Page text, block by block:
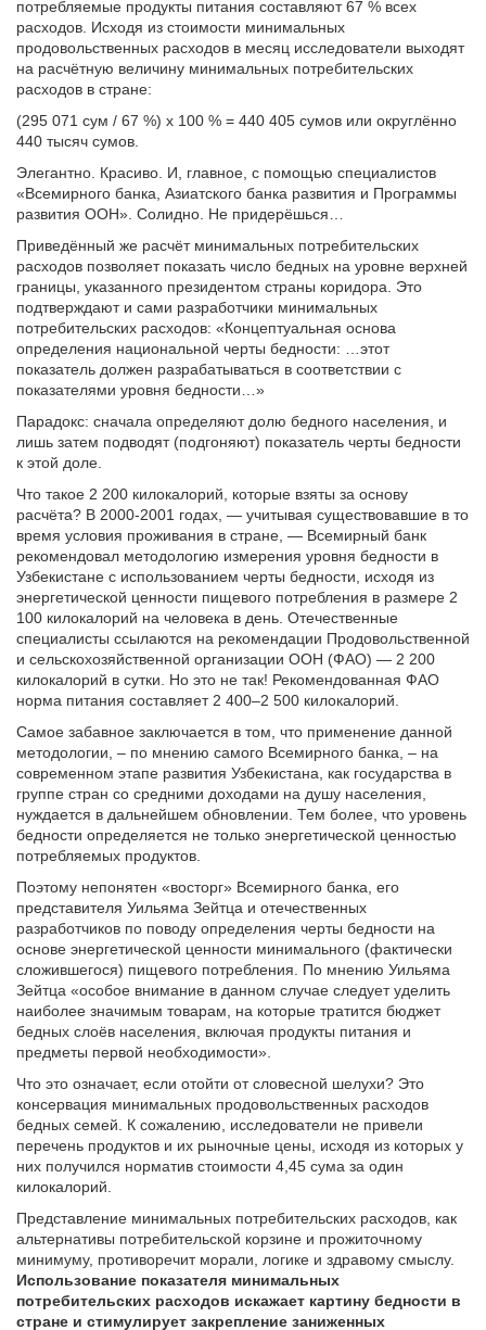
потребляемые продукты питания составляют 67 % всех
расходов. Исходя из стоимости минимальных
продовольственных расходов в месяц исследователи выходят
на расчётную величину минимальных потребительских
расходов в стране:
(295 071 сум / 67 %) х 100 % = 440 405 сумов или округлённо
440 тысяч сумов.
Элегантно. Красиво. И, главное, с помощью специалистов
«Всемирного банка, Азиатского банка развития и Программы
развития ООН». Солидно. Не придерёшься…
Приведённый же расчёт минимальных потребительских
расходов позволяет показать число бедных на уровне верхней
границы, указанного президентом страны коридора. Это
подтверждают и сами разработчики минимальных
потребительских расходов: «Концептуальная основа
определения национальной черты бедности: …этот
показатель должен разрабатываться в соответствии с
показателями уровня бедности…»
Парадокс: сначала определяют долю бедного населения, и
лишь затем подводят (подгоняют) показатель черты бедности
к этой доле.
Что такое 2 200 килокалорий, которые взяты за основу
расчёта? В 2000-2001 годах, — учитывая существовавшие в то
время условия проживания в стране, — Всемирный банк
рекомендовал методологию измерения уровня бедности в
Узбекистане с использованием черты бедности, исходя из
энергетической ценности пищевого потребления в размере 2
100 килокалорий на человека в день. Отечественные
специалисты ссылаются на рекомендации Продовольственной
и сельскохозяйственной организации ООН (ФАО) — 2 200
килокалорий в сутки. Но это не так! Рекомендованная ФАО
норма питания составляет 2 400–2 500 килокалорий.
Самое забавное заключается в том, что применение данной
методологии, – по мнению самого Всемирного банка, – на
современном этапе развития Узбекистана, как государства в
группе стран со средними доходами на душу населения,
нуждается в дальнейшем обновлении. Тем более, что уровень
бедности определяется не только энергетической ценностью
потребляемых продуктов.
Поэтому непонятен «восторг» Всемирного банка, его
представителя Уильяма Зейтца и отечественных
разработчиков по поводу определения черты бедности на
основе энергетической ценности минимального (фактически
сложившегося) пищевого потребления. По мнению Уильяма
Зейтца «особое внимание в данном случае следует уделить
наиболее значимым товарам, на которые тратится бюджет
бедных слоёв населения, включая продукты питания и
предметы первой необходимости».
Что это означает, если отойти от словесной шелухи? Это
консервация минимальных продовольственных расходов
бедных семей. К сожалению, исследователи не привели
перечень продуктов и их рыночные цены, исходя из которых у
них получился норматив стоимости 4,45 сума за один
килокалорий.
Представление минимальных потребительских расходов, как
альтернативы потребительской корзине и прожиточному
минимуму, противоречит морали, логике и здравому смыслу.
Использование показателя минимальных
потребительских расходов искажает картину бедности в
стране и стимулирует закрепление заниженных